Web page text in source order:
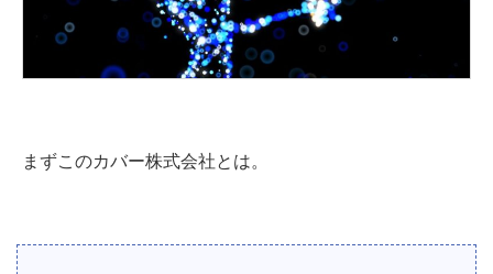
まずこのカバー株式会社とは。